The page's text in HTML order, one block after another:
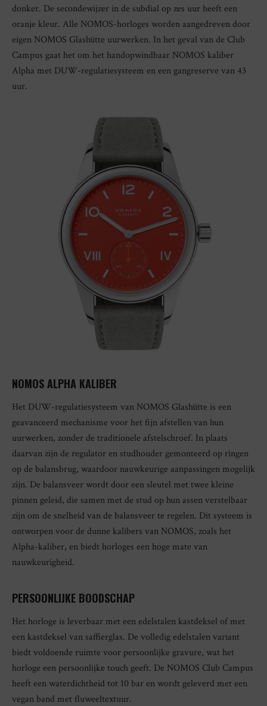
donker. De secondewijzer in de subdial op zes uur heeft een
oranje kleur. Alle NOMOS-horloges worden aangedreven door
eigen NOMOS Glashütte uurwerken. In het geval van de Club
Campus gaat het om het handopwindbaar NOMOS kaliber
Alpha met DUW-regulatiesysteem en een gangreserve van 43
uur.
NOMOS ALPHA KALIBER
Het DUW-regulatiesysteem van NOMOS Glashütte is een
geavanceerd mechanisme voor het fijn afstellen van hun
uurwerken, zonder de traditionele afstelschroef. In plaats
daarvan zijn de regulator en studhouder gemonteerd op ringen
op de balansbrug, waardoor nauwkeurige aanpassingen mogelijk
zijn. De balansveer wordt door een sleutel met twee kleine
pinnen geleid, die samen met de stud op hun assen verstelbaar
zijn om de snelheid van de balansveer te regelen. Dit systeem is
ontworpen voor de dunne kalibers van NOMOS, zoals het
Alpha-kaliber, en biedt horloges een hoge mate van
nauwkeurigheid.
PERSOONLIJKE BOODSCHAP
Het horloge is leverbaar met een edelstalen kastdeksel of met
een kastdeksel van saffierglas. De volledig edelstalen variant
biedt voldoende ruimte voor persoonlijke gravure, wat het
horloge een persoonlijke touch geeft. De NOMOS Club Campus
heeft een waterdichtheid tot 10 bar en wordt geleverd met een
vegan band met fluweeltextuur.